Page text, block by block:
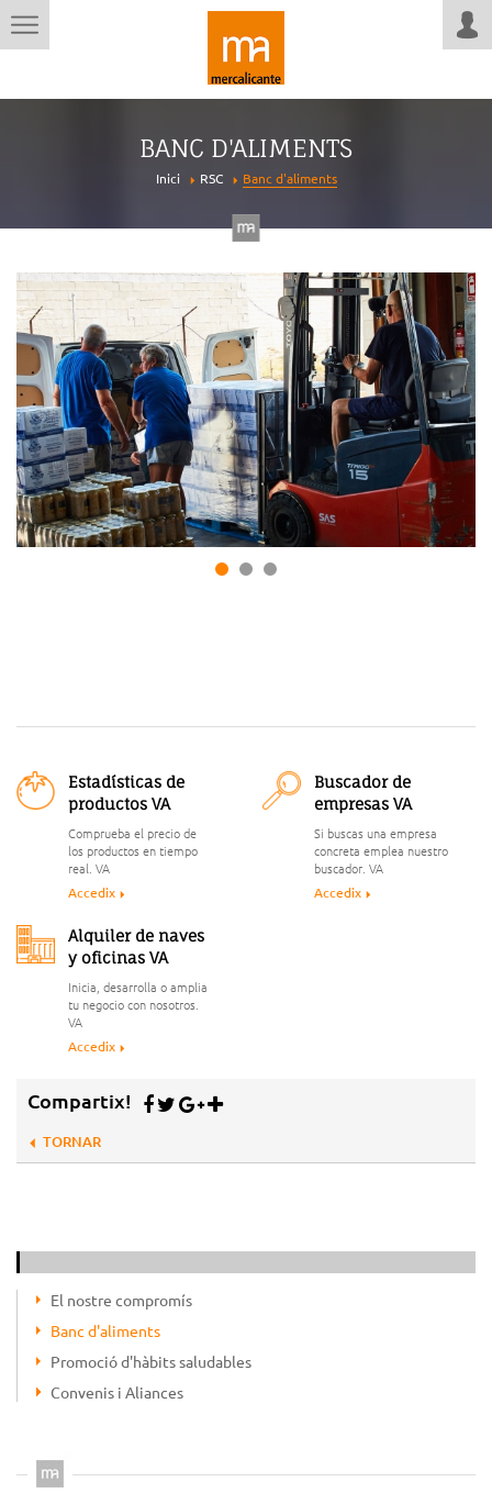
BANC D'ALIMENTS
Inici RSC Banc d'aliments
Estadísticas de
productos VA
Comprueba el precio de
los productos en tiempo
real. VA
Accedix
Buscador de
empresas VA
Si buscas una empresa
concreta emplea nuestro
buscador. VA
Accedix
Alquiler de naves
y oficinas VA
Inicia, desarrolla o amplia
tu negocio con nosotros.
VA
Accedix
Compartix!
TORNAR
El nostre compromís
Banc d'aliments
Promoció d'hàbits saludables
Convenis i Aliances